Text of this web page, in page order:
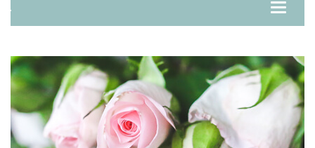
Toggle
navigation